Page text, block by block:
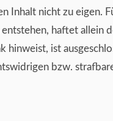
Inhalt nicht zu eigen.
haftet allein
hinweist, ist
bzw.